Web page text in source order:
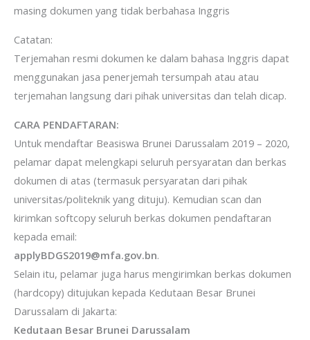
masing dokumen yang tidak berbahasa Inggris
Catatan:
Terjemahan resmi dokumen ke dalam bahasa Inggris dapat
menggunakan jasa penerjemah tersumpah atau atau
terjemahan langsung dari pihak universitas dan telah dicap.
CARA PENDAFTARAN:
Untuk mendaftar Beasiswa Brunei Darussalam 2019 – 2020,
pelamar dapat melengkapi seluruh persyaratan dan berkas
dokumen di atas (termasuk persyaratan dari pihak
universitas/politeknik yang dituju). Kemudian scan dan
kirimkan softcopy seluruh berkas dokumen pendaftaran
kepada email:
applyBDGS2019@mfa.gov.bn.
Selain itu, pelamar juga harus mengirimkan berkas dokumen
(hardcopy) ditujukan kepada Kedutaan Besar Brunei
Darussalam di Jakarta:
Kedutaan Besar Brunei Darussalam